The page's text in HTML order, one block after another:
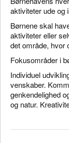
aktiviteter ude og
Børnene skal
aktiviteter eller
det område, hvor
Fokusområder i
Individuel
venskaber.
genkendelighed
og natur.